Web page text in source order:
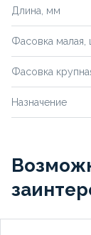
Длина, мм
Фасовка малая,
Фасовка
Назначение